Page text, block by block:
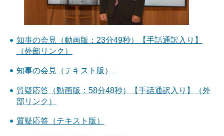
知事の会見（動画版：23分49秒）【手話通訳入り】
（外部リンク）
知事の会見（テキスト版）
質疑応答（動画版：58分48秒）【手話通訳入り】（外
部リンク）
質疑応答（テキスト版）